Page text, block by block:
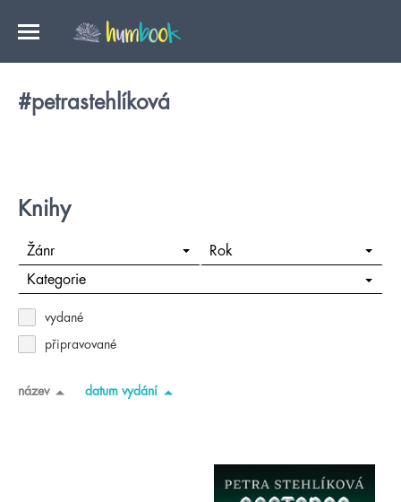
#petrastehlíková
Knihy
Žánr Rok
Kategorie
vydané
připravované
název datum vydání